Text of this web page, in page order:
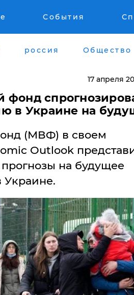
События
россия Общество
17 апреля
в Украине на
(МВФ) в своем
Outlook
на будущее
Украине.